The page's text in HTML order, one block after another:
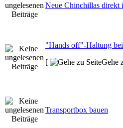
Neue Chinchillas direkt
"Hands off"-Haltung
[
Gehe
Transportbox bauen